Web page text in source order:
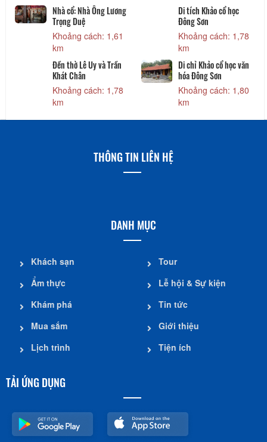
Nhà cổ: Nhà Ông Lương
Trọng Duệ
Khoảng cách: 1,61
km
Di tích Khảo cổ học
Đông Sơn
Khoảng cách: 1,78
km
Đền thờ Lê Uy và Trần
Khát Chân
Khoảng cách: 1,78
km
Di chỉ Khảo cổ học văn
hóa Đông Sơn
Khoảng cách: 1,80
km
THÔNG TIN LIÊN HỆ
DANH MỤC
Khách sạn
Ẩm thực
Khám phá
Mua sắm
Lịch trình
Tour
Lễ hội & Sự kiện
Tin tức
Giới thiệu
Tiện ích
TẢI ỨNG DỤNG